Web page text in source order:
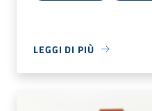
LEGGI DI PIÙ